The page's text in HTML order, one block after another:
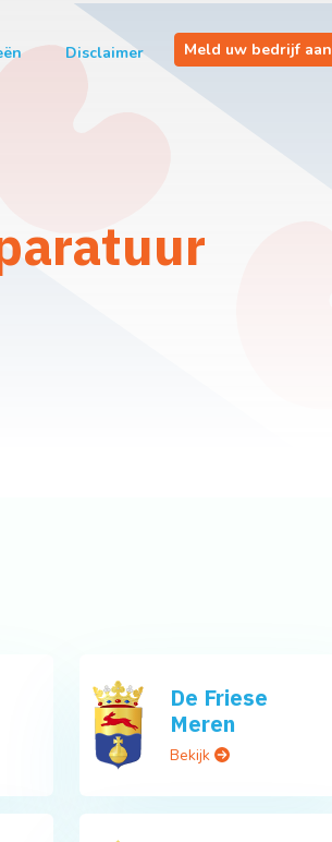
Disclaimer Meld uw bedrijf aan
De Friese
Meren
Bekijk